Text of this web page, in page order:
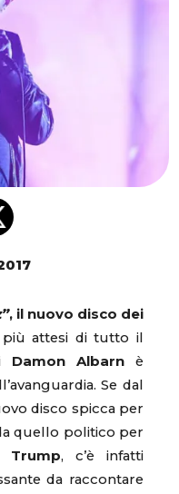
, il nuovo disco dei
attesi di tutto il
Damon Albarnè
Se dal
disco spicca per
quello politico per
Trump, c’è infatti
da raccontare